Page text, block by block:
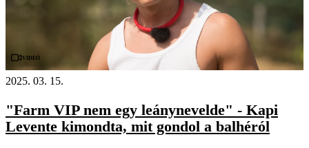
Videó
2025. 03. 15.
"Farm VIP nem egy leánynevelde" - Kapi
Levente kimondta, mit gondol a balhéról